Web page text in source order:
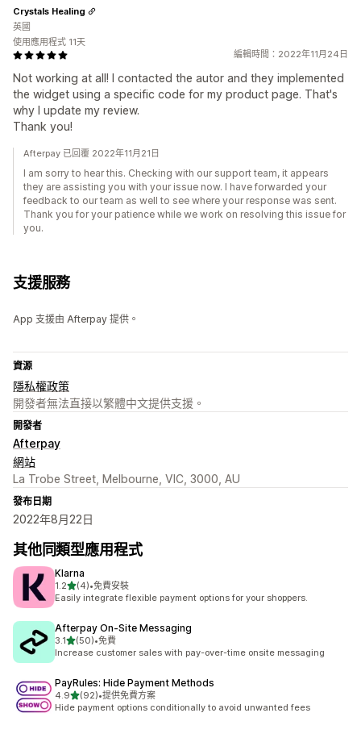
編輯時間：2022年11月24日
Not working at all! I contacted the autor and they implemented
the widget using a specific code for my product page. That's
why I update my review.
Thank you!
Crystals Healing
英國
使用應用程式 11天
Afterpay 已回覆 2022年11月21日
I am sorry to hear this. Checking with our support team, it appears
they are assisting you with your issue now. I have forwarded your
feedback to our team as well to see where your response was sent.
Thank you for your patience while we work on resolving this issue for
you.
支援服務
App 支援由 Afterpay 提供。
資源
隱私權政策
開發者無法直接以繁體中文提供支援。
開發者
Afterpay
網站
La Trobe Street, Melbourne, VIC, 3000, AU
發布日期
2022年8月22日
其他同類型應用程式
Klarna
1.2滿分 5 顆星
(4)
共有 4 則評價
•免費安裝
Easily integrate flexible payment options for your shoppers.
Afterpay On‑Site Messaging
3.1滿分 5 顆星
(50)
共有 50 則評價
•免費
Increase customer sales with pay-over-time onsite messaging
PayRules: Hide Payment Methods
4.9滿分 5 顆星
(92)
共有 92 則評價
•提供免費方案
Hide payment options conditionally to avoid unwanted fees